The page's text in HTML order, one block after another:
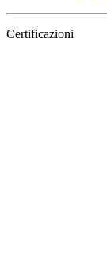
Certificazioni